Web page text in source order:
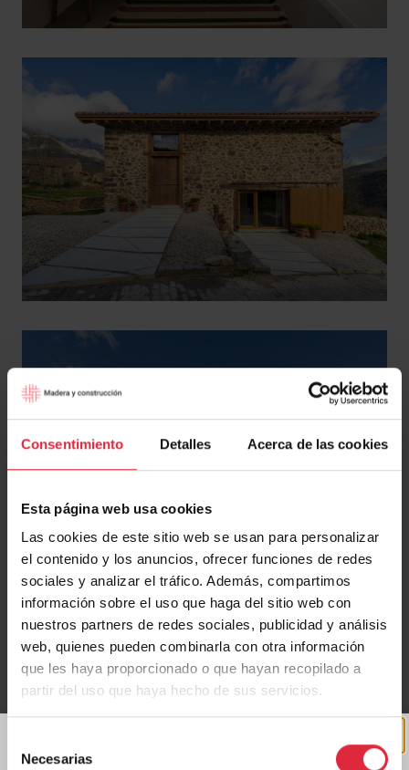
Consentimiento Detalles Acerca de las cookies
Esta página web usa cookies
Las cookies de este sitio web se usan para personalizar
el contenido y los anuncios, ofrecer funciones de redes
sociales y analizar el tráfico. Además, compartimos
información sobre el uso que haga del sitio web con
nuestros partners de redes sociales, publicidad y análisis
web, quienes pueden combinarla con otra información
que les haya proporcionado o que hayan recopilado a
partir del uso que haya hecho de sus servicios.
Necesarias